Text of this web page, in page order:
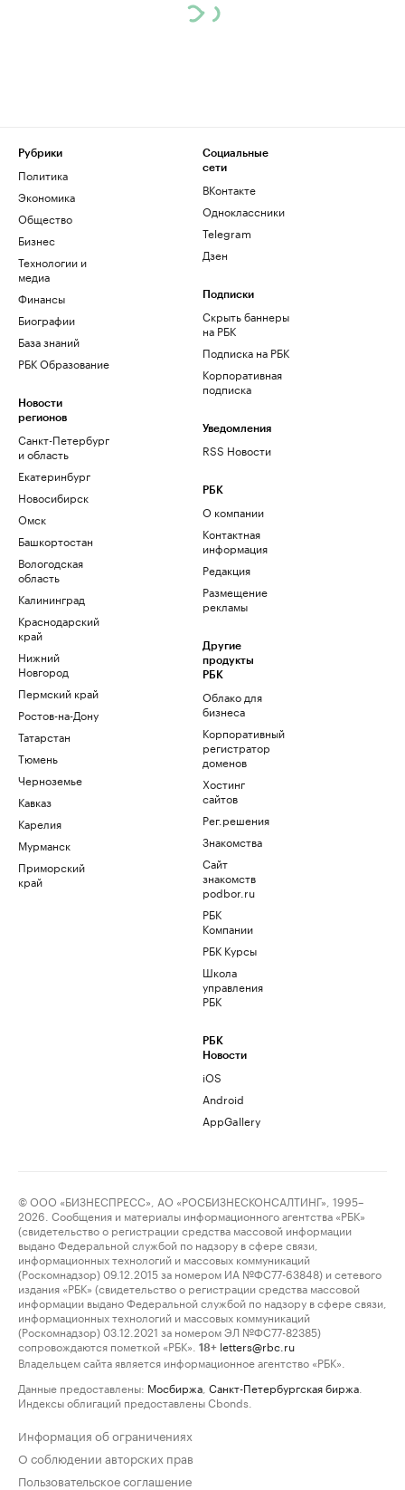
Рубрики
Политика
Экономика
Общество
Бизнес
Технологии и
медиа
Финансы
Биографии
База знаний
РБК Образование
Новости
регионов
Санкт-Петербург
и область
Екатеринбург
Новосибирск
Омск
Башкортостан
Вологодская
область
Калининград
Краснодарский
край
Нижний
Новгород
Пермский край
Ростов-на-Дону
Татарстан
Тюмень
Черноземье
Кавказ
Карелия
Мурманск
Приморский
край
Социальные
сети
ВКонтакте
Одноклассники
Telegram
Дзен
Подписки
Скрыть баннеры
на РБК
Подписка на РБК
Корпоративная
подписка
Уведомления
RSS Новости
РБК
О компании
Контактная
информация
Редакция
Размещение
рекламы
Другие
продукты
РБК
Облако для
бизнеса
Корпоративный
регистратор
доменов
Хостинг
сайтов
Рег.решения
Знакомства
Сайт
знакомств
podbor.ru
РБК
Компании
РБК Курсы
Школа
управления
РБК
РБК
Новости
iOS
Android
AppGallery
© ООО «БИЗНЕСПРЕСС», АО «РОСБИЗНЕСКОНСАЛТИНГ», 1995–
2026. Сообщения и материалы информационного агентства «РБК»
(свидетельство о регистрации средства массовой информации
выдано Федеральной службой по надзору в сфере связи,
информационных технологий и массовых коммуникаций
(Роскомнадзор) 09.12.2015 за номером ИА №ФС77-63848) и сетевого
издания «РБК» (свидетельство о регистрации средства массовой
информации выдано Федеральной службой по надзору в сфере связи,
информационных технологий и массовых коммуникаций
(Роскомнадзор) 03.12.2021 за номером ЭЛ №ФС77-82385)
сопровождаются пометкой «РБК».
18+ letters@rbc.ru
Владельцем сайта является информационное агентство «РБК».
Данные предоставлены: Мосбиржа Санкт-Петербургская биржа
Индексы облигаций предоставлены Cbonds.
Информация об ограничениях
О соблюдении авторских прав
Пользовательское соглашение